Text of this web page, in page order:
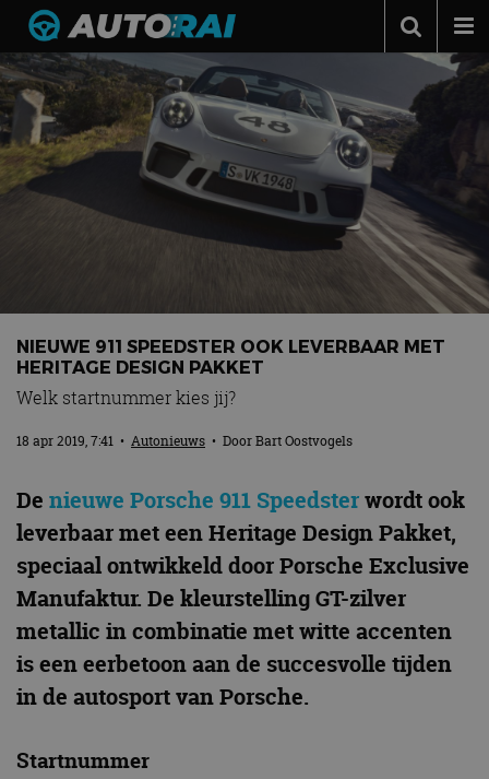
Autonieuws
Podcast
Autotests
Automerken
NIEUWE 911 SPEEDSTER OOK LEVERBAAR MET
HERITAGE DESIGN PAKKET
Welk startnummer kies jij?
18 apr 2019, 7:41 • Autonieuws • DoorBart Oostvogels
De nieuwe Porsche 911 Speedsterwordt ook
leverbaar met een Heritage Design Pakket,
speciaal ontwikkeld door Porsche Exclusive
Manufaktur. De kleurstelling GT-zilver
metallic in combinatie met witte accenten
is een eerbetoon aan de succesvolle tijden
in de autosport van Porsche.
Startnummer